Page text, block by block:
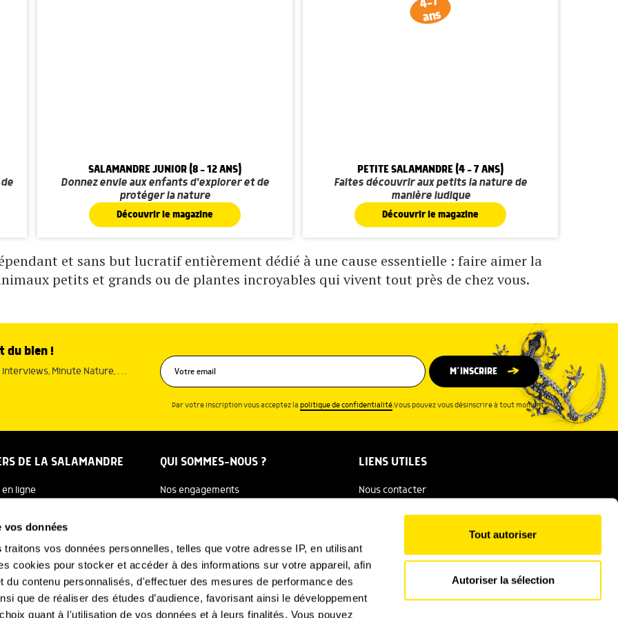
vos données
traitons vos données personnelles, telles que votre adresse IP, en utilisant
cookies pour stocker et accéder à des informations sur votre appareil, afin
du contenu personnalisés, d'effectuer des mesures de performance des
que de réaliser des études d’audience, favorisant ainsi le développement
quant à l'utilisation de vos données et à leurs finalités. Vous pouvez
Tout autoriser
Autoriser la sélection
SALAMANDRE JUNIOR (8 - 12 ANS)
Donnez envie aux enfants d'explorer et de
protéger la nature
Découvrir le magazine
ans
PETITE SALAMANDRE (4 - 7 ANS)
Faites découvrir aux petits la nature de
manière ludique
Découvrir le magazine
et sans but lucratif entièrement dédié à une cause essentielle : faire aimer la
petits et grands ou de plantes incroyables qui vivent tout près de chez vous.
du bien !
Minute Nature, … M’INSCRIRE
Par votre inscription vous acceptez lapolitique de confidentialité.Vous pouvez vous désinscrire à tout moment.
DE LA SALAMANDRE
ligne
Nature
QUI SOMMES-NOUS ?
Nos engagements
L'équipe
Nous soutenir
LIENS UTILES
Nous contacter
Espace presse
Conditions générales d'utilisation
Politique de confidentialité